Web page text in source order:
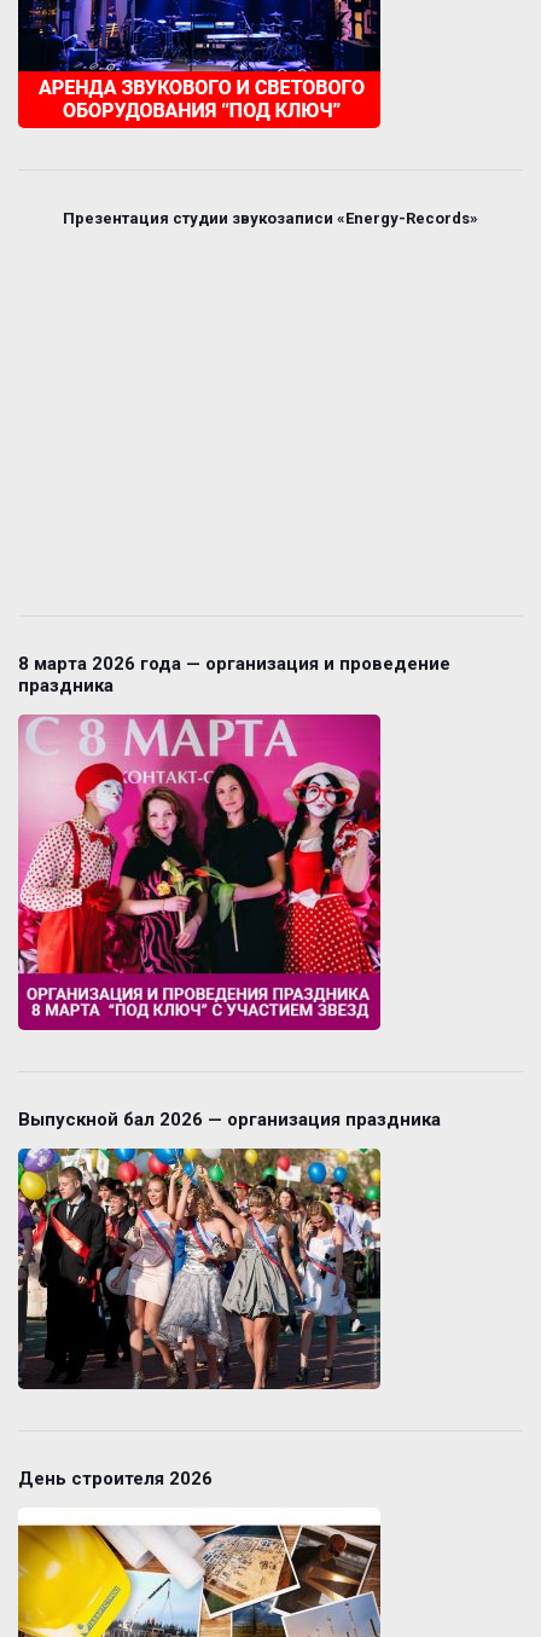
Презентация студии звукозаписи «Energy-Records»
8 марта 2026 года — организация и проведение
праздника
Выпускной бал 2026 — организация праздника
День строителя 2026